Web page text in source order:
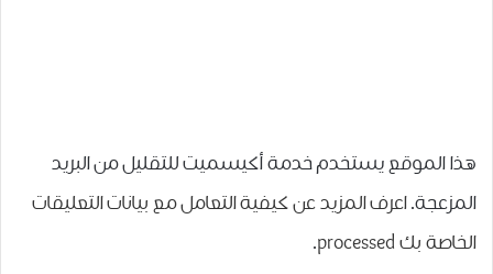
هذا الموقع يستخدم خدمة أكيسميت للتقليل من البريد
المزعجة.اعرف المزيد عن كيفية التعامل مع بيانات التعليقات
الخاصة بك processed
.